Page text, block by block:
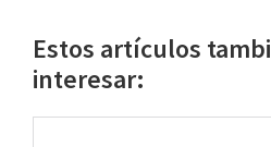
Estos artículos
interesar: